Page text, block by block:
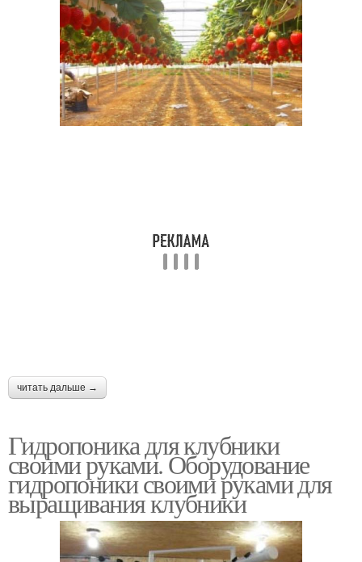
читать дальше →
Гидропоника для клубники
своими руками. Оборудование
гидропоники своими руками для
выращивания клубники